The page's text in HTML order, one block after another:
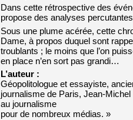
Dans cette rétrospective des
propose des analyses
Sous une plume acérée, cette
Dame, à propos duquel sont
troublants ; le moins que l’on
en place n’en sort pas grandi…
L’auteur :
Géopolitologue et essayiste,
journalisme de Paris, Jean-
au journalisme
pour de nombreux médias. »